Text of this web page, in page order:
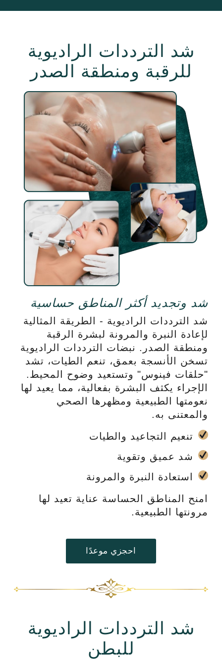
شد الترددات الراديوية
للرقبة ومنطقة الصدر
شد وتجديد أكثر المناطق حساسية
شد الترددات الراديوية - الطريقة المثالية
لإعادة النبرة والمرونة لبشرة الرقبة
ومنطقة الصدر. نبضات الترددات الراديوية
تسخن الأنسجة بعمق، تنعم الطيات، تشد
"حلقات فينوس" وتستعيد وضوح المحيط.
الإجراء يكثف البشرة بفعالية، مما يعيد لها
نعومتها الطبيعية ومظهرها الصحي
والمعتنى به.
تنعيم التجاعيد والطيات
شد عميق وتقوية
استعادة النبرة والمرونة
امنح المناطق الحساسة عناية تعيد لها
مرونتها الطبيعية.
احجزي موعدًا
شد الترددات الراديوية
للبطن